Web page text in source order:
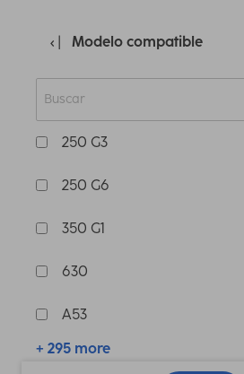
Modelo compatible
250 G3
250 G6
350 G1
630
A53
+ 295 more